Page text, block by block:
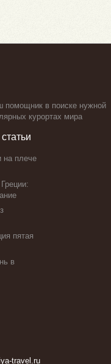
помощник в поиске нужной
курортах мира
на плече
пятая
в
travel.ru